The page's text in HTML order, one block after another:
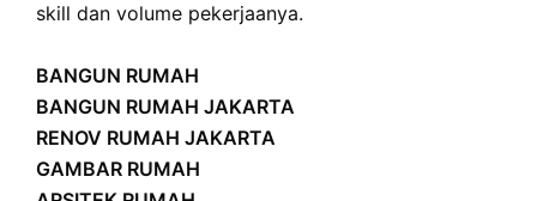
skill dan volume pekerjaanya.
BANGUN RUMAH
BANGUN RUMAH JAKARTA
RENOV RUMAH JAKARTA
GAMBAR RUMAH